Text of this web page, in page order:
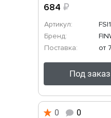
684 ₽
Артикул:
Бренд:
Поставка:
от
Под заказ
0 0